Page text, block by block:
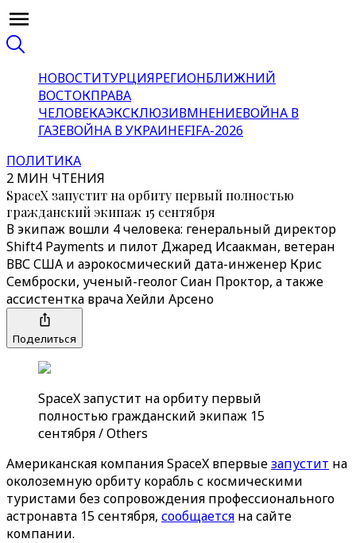
НОВОСТИТУРЦИЯРЕГИОНБЛИЖНИЙ
ВОСТОКПРАВА
ЧЕЛОВЕКАЭКСКЛЮЗИВМНЕНИЕВОЙНА В
ГАЗЕВОЙНА В УКРАИНЕFIFA-2026
ПОЛИТИКА
2 МИН ЧТЕНИЯ
SpaceX запустит на орбиту первый полностью
гражданский экипаж 15 сентября
В экипаж вошли 4 человека: генеральный директор
Shift4 Payments и пилот Джаред Исаакман, ветеран
ВВС США и аэрокосмический дата-инженер Крис
Семброски, ученый-геолог Сиан Проктор, а также
ассистентка врача Хейли Арсено
Поделиться
SpaceX запустит на орбиту первый
полностью гражданский экипаж 15
сентября / Others
Американская компания SpaceX впервыезапустит на
околоземную орбиту корабль с космическими
туристами без сопровождения профессионального
астронавта 15 сентября, сообщается на сайте
компании.